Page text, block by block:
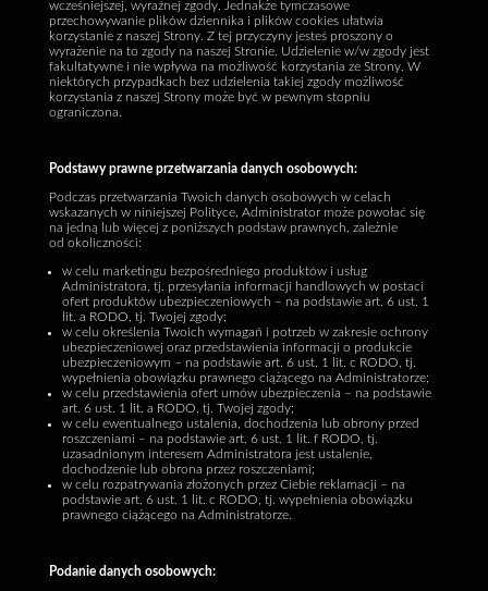
wcześniejszej, wyraźnej zgody. Jednakże tymczasowe
przechowywanie plików dziennika i plików cookies ułatwia
korzystanie z naszej Strony. Z tej przyczyny jesteś proszony o
wyrażenie na to zgody na naszej Stronie. Udzielenie w/w zgody jest
fakultatywne i nie wpływa na możliwość korzystania ze Strony. W
niektórych przypadkach bez udzielenia takiej zgody możliwość
korzystania z naszej Strony może być w pewnym stopniu
ograniczona.
Podstawy prawne przetwarzania danych osobowych:
Podczas przetwarzania Twoich danych osobowych w celach
wskazanych w niniejszej Polityce, Administrator może powołać się
na jedną lub więcej z poniższych podstaw prawnych, zależnie
od okoliczności:
w celu marketingu bezpośredniego produktów i usług
Administratora, tj. przesyłania informacji handlowych w postaci
ofert produktów ubezpieczeniowych – na podstawie art. 6 ust. 1
lit. a RODO, tj. Twojej zgody;
w celu określenia Twoich wymagań i potrzeb w zakresie ochrony
ubezpieczeniowej oraz przedstawienia informacji o produkcie
ubezpieczeniowym – na podstawie art. 6 ust. 1 lit. c RODO, tj.
wypełnienia obowiązku prawnego ciążącego na Administratorze;
w celu przedstawienia ofert umów ubezpieczenia – na podstawie
art. 6 ust. 1 lit. a RODO, tj. Twojej zgody;
w celu ewentualnego ustalenia, dochodzenia lub obrony przed
roszczeniami – na podstawie art. 6 ust. 1 lit. f RODO, tj.
uzasadnionym interesem Administratora jest ustalenie,
dochodzenie lub obrona przez roszczeniami;
w celu rozpatrywania złożonych przez Ciebie reklamacji – na
podstawie art. 6 ust. 1 lit. c RODO, tj. wypełnienia obowiązku
prawnego ciążącego na Administratorze.
Podanie danych osobowych: